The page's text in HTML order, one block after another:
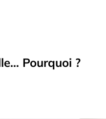
Pourquoi ?